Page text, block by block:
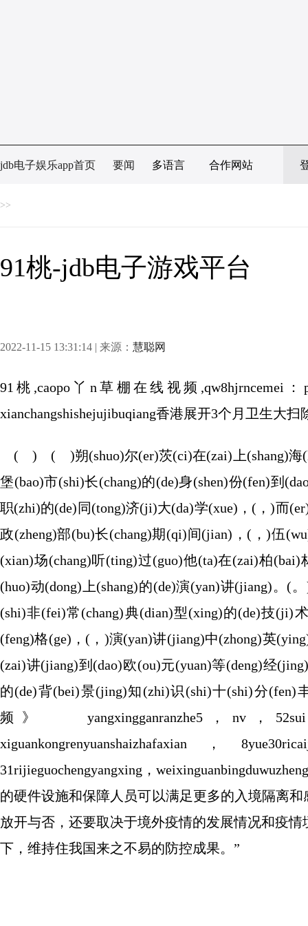
jdb电子娱乐app首页 要闻 多语言 合作网站
>>
91桃-jdb电子游戏平台
2022-11-15 13:31:14 | 来源： 慧聪网
91桃,caopo丫n草棚在线视频,qw8hjrncemei：
xianchangshishejujibuqiang香港展开3个月卫生大
( ) ( )朔(shuo)尔(er)茨(ci)在(zai)上(shang)海
堡(bao)市(shi)长(chang)的(de)身(shen)份(fen)到
职(zhi)的(de)同(tong)济(ji)大(da)学(xue)，(，)而
政(zheng)部(bu)长(chang)期(qi)间(jian)，(，)伍
(xian)场(chang)听(ting)过(guo)他(ta)在(zai)柏
(huo)动(dong)上(shang)的(de)演(yan)讲(jiang)。(
(shi)非(fei)常(chang)典(dian)型(xing)的(de)技(ji)
(feng)格(ge)，(，)演(yan)讲(jiang)中(zhong)英
(zai)讲(jiang)到(dao)欧(ou)元(yuan)等(deng)经
的(de)背(bei)景(jing)知(zhi)识(shi)十(shi)分(fen)
频》 yangxingganranzhe5，nv，52sui，
xiguankongrenyuanshaizhafaxian，
31rijieguochengyangxing，
的硬件设施和保障人员可以满足更多的入境隔离
放开与否，还要取决于境外疫情的发展情况和疫
下，维持住我国来之不易的防控成果。”